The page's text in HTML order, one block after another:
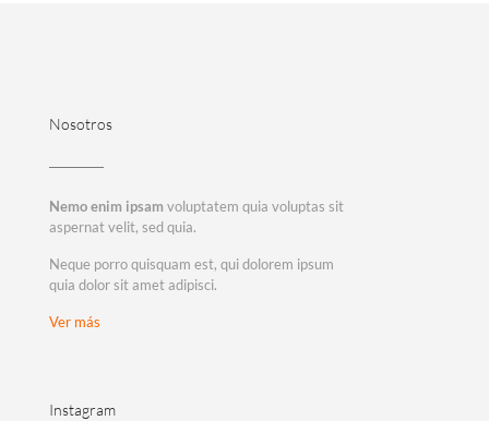
Nosotros
Nemo enim ipsam voluptatem quia voluptas sit
aspernat velit, sed quia.
Neque porro quisquam est, qui dolorem ipsum
quia dolor sit amet adipisci.
Ver más
Instagram